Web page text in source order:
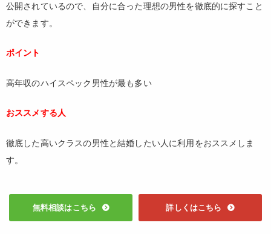
公開されているので、自分に合った理想の男性を徹底的に探すこと
ができます。
ポイント
高年収のハイスペック男性が最も多い
おススメする人
徹底した高いクラスの男性と結婚したい人に利用をおススメしま
す。
無料相談はこちら 詳しくはこちら